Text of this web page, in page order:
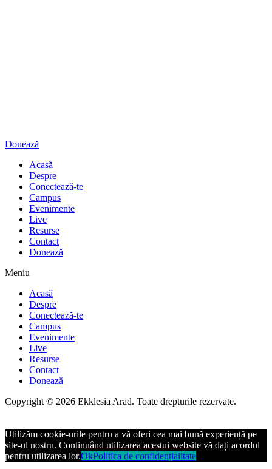
Donează
Acasă
Despre
Conectează-te
Campus
Evenimente
Live
Resurse
Contact
Donează
Meniu
Acasă
Despre
Conectează-te
Campus
Evenimente
Live
Resurse
Contact
Donează
Copyright © 2026 Ekklesia Arad. Toate drepturile rezervate.
Utilizăm cookie-urile pentru a vă oferi cea mai bună experiență pe
site-ul nostru. Continuând utilizarea acestui website vă dați acordul
pentru utilizarea lor.OkPolitica de confidențialitate